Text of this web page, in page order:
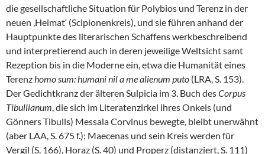
die gesellschaftliche Situation für Polybios und Terenz in der
neuen ‚Heimat‘ (Scipionenkreis), und sie führen anhand der
Hauptpunkte des literarischen Schaffens werkbeschreibend
und interpretierend auch in deren jeweilige Weltsicht samt
Rezeption bis in die Moderne ein, etwa die Humanität eines
Terenzhomo sum: humani nil a me alienum puto (LRA, S. 153).
Der Gedichtkranz der älteren Sulpicia im 3. Buch desCorpus
Tibullianum, die sich im Literatenzirkel ihres Onkels (und
Gönners Tibulls) Messala Corvinus bewegte, bleibt unerwähnt
(aber LAA, S. 675 f.); Maecenas und sein Kreis werden für
Vergil (S. 166), Horaz (S. 40) und Properz (distanziert, S. 111)